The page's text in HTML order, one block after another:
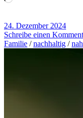
24. Dezember 2024
Schreibe einen
Familie /nachhaltig /